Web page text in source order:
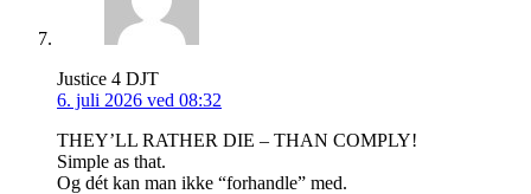
Justice 4 DJT
6. juli 2026 ved 08:32
THEY’LL RATHER DIE – THAN COMPLY!
Simple as that.
Og dét kan man ikke “forhandle” med.